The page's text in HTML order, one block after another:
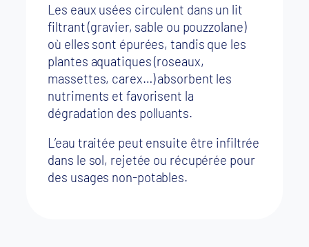
Les eaux usées circulent dans un lit
filtrant (gravier, sable ou pouzzolane)
où elles sont épurées, tandis que les
plantes aquatiques (roseaux,
massettes, carex…) absorbent les
nutriments et favorisent la
dégradation des polluants.
L’eau traitée peut ensuite être infiltrée
dans le sol, rejetée ou récupérée pour
des usages non-potables.